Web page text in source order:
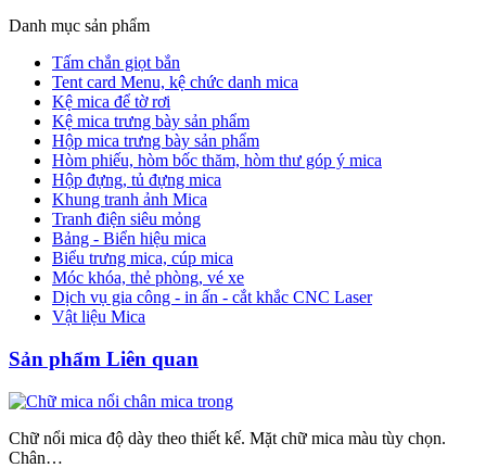
Danh mục sản phẩm
Tấm chắn giọt bắn
Tent card Menu, kệ chức danh mica
Kệ mica để tờ rơi
Kệ mica trưng bày sản phẩm
Hộp mica trưng bày sản phẩm
Hòm phiếu, hòm bốc thăm, hòm thư góp ý mica
Hộp đựng, tủ đựng mica
Khung tranh ảnh Mica
Tranh điện siêu mỏng
Bảng - Biển hiệu mica
Biểu trưng mica, cúp mica
Móc khóa, thẻ phòng, vé xe
Dịch vụ gia công - in ấn - cắt khắc CNC Laser
Vật liệu Mica
Sản phẩm Liên quan
Chữ nổi mica độ dày theo thiết kế. Mặt chữ mica màu tùy chọn.
Chân…